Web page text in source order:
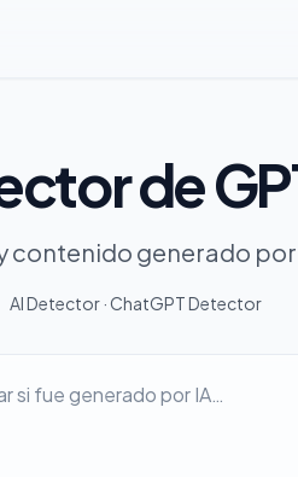
de
contenido generado
AI Detector·ChatGPT Detector